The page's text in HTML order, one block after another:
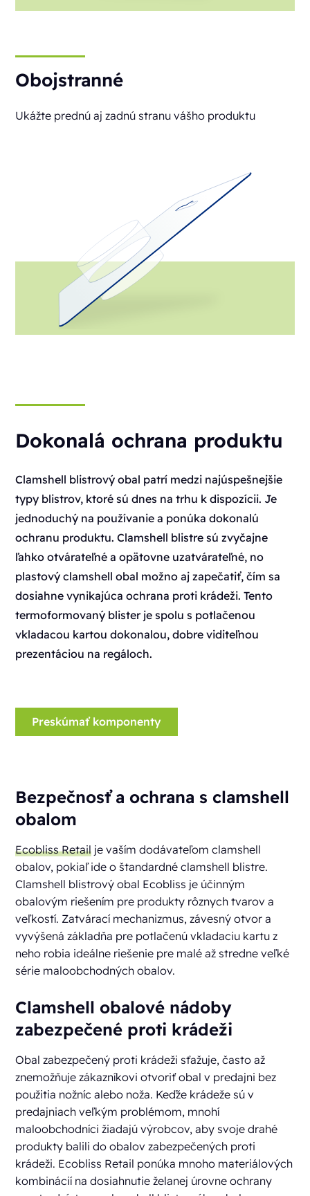
Obojstranné
Ukážte prednú aj zadnú stranu vášho produktu
Dokonalá ochrana produktu
Clamshell blistrový obal patrí medzi najúspešnejšie
typy blistrov, ktoré sú dnes na trhu k dispozícii. Je
jednoduchý na používanie a ponúka dokonalú
ochranu produktu. Clamshell blistre sú zvyčajne
ľahko otvárateľné a opätovne uzatvárateľné, no
plastový clamshell obal možno aj zapečatiť, čím sa
dosiahne vynikajúca ochrana proti krádeži. Tento
termoformovaný blister je spolu s potlačenou
vkladacou kartou dokonalou, dobre viditeľnou
prezentáciou na regáloch.
Preskúmať komponenty
Bezpečnosť a ochrana s clamshell
obalom
Ecobliss Retail je vaším dodávateľom clamshell
obalov, pokiaľ ide o štandardné clamshell blistre.
Clamshell blistrový obal Ecobliss je účinným
obalovým riešením pre produkty rôznych tvarov a
veľkostí. Zatvárací mechanizmus, závesný otvor a
vyvýšená základňa pre potlačenú vkladaciu kartu z
neho robia ideálne riešenie pre malé až stredne veľké
série maloobchodných obalov.
Clamshell obalové nádoby
zabezpečené proti krádeži
Obal zabezpečený proti krádeži sťažuje, často až
znemožňuje zákazníkovi otvoriť obal v predajni bez
použitia nožníc alebo noža. Keďže krádeže sú v
predajniach veľkým problémom, mnohí
maloobchodníci žiadajú výrobcov, aby svoje drahé
produkty balili do obalov zabezpečených proti
krádeži. Ecobliss Retail ponúka mnoho materiálových
kombinácií na dosiahnutie želanej úrovne ochrany